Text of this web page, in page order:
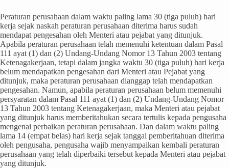
Peraturan perusahaan dalam waktu paling lama 30 (tiga puluh) hari
kerja sejak naskah peraturan perusahaan diterima harus sudah
mendapat pengesahan oleh Menteri atau pejabat yang ditunjuk.
Apabila peraturan perusahaan telah memenuhi ketentuan dalam Pasal
111 ayat (1) dan (2) Undang-Undang Nomor 13 Tahun 2003 tentang
Ketenagakerjaan, tetapi dalam jangka waktu 30 (tiga puluh) hari kerja
belum mendapatkan pengesahan dari Menteri atau Pejabat yang
ditunjuk, maka peraturan perusahaan dianggap telah mendapatkan
pengesahan. Namun, apabila peraturan perusahaan belum memenuhi
persyaratan dalam Pasal 111 ayat (1) dan (2) Undang-Undang Nomor
13 Tahun 2003 tentang Ketenagakerjaan, maka Menteri atau pejabat
yang ditunjuk harus memberitahukan secara tertulis kepada pengusaha
mengenai perbaikan peraturan perusahaan. Dan dalam waktu paling
lama 14 (empat belas) hari kerja sejak tanggal pemberitahuan diterima
oleh pengusaha, pengusaha wajib menyampaikan kembali peraturan
perusahaan yang telah diperbaiki tersebut kepada Menteri atau pejabat
yang ditunjuk.